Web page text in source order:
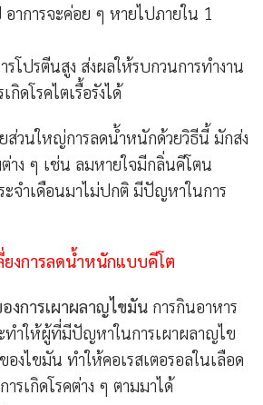
าการจะค่อย ๆ หายไปภายใน 1
รโปรตีนสูง ส่งผลให้รบกวนการทำงาน
กิดโรคไตเรื้อรังได้
ส่วนใหญ่การลดน้ำหนักด้วยวิธีนี้ มักส่ง
าง ๆ เช่น ลมหายใจมีกลิ่นคีโตน
จำเดือนมาไม่ปกติ มีปัญหาในการ
ยงการลดน้ำหนักแบบคีโต
งการเผาผลาญไขมัน การกินอาหาร
ทำให้ผู้ที่มีปัญหาในการเผาผลาญไข
งไขมัน ทำให้คอเรสเตอรอลในเลือด
ารเกิดโรคต่าง ๆ ตามมาได้